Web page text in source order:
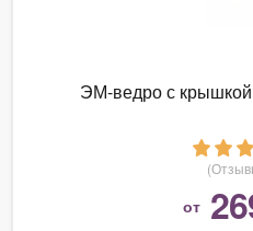
ЭМ-ведро с крышкой
от